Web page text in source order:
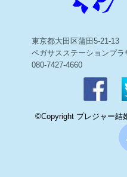
東京都大田区蒲田5-21-13
ペガサスステーションプラ
080-7427-4660
©Copyright プレジャー結